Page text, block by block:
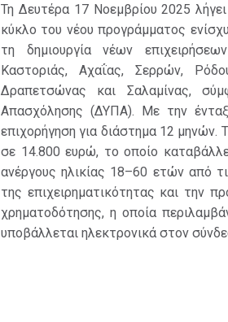
Τη Δευτέρα 17 Νοεμβρίου 2025
κύκλο του νέου προγράμματος
τη δημιουργία νέων
Καστοριάς, Αχαΐας, Σερρών,
Δραπετσώνας και Σαλαμίνας,
Απασχόλησης (ΔΥΠΑ). Με την
επιχορήγηση για διάστημα 12 μηνών.
σε 14.800 ευρώ, το οποίο
ανέργους ηλικίας 18–60 ετών από
της επιχειρηματικότητας και την
χρηματοδότησης, η οποία
υποβάλλεται ηλεκτρονικά στον